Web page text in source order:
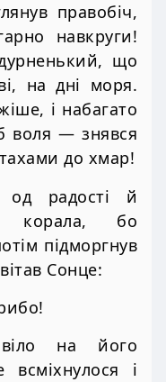
правобіч,
навкруги!
що
на дні моря.
і набагато
воля — знявся
до хмар!
од радості й
корала, бо
підморгнув
Сонце:
на його
і